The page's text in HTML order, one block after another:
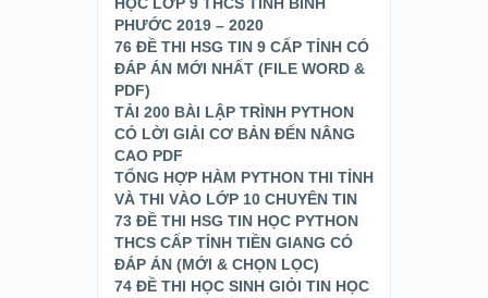
PHƯỚC 2019 – 2020
76 ĐỀ THI HSG TIN 9 CẤP TỈNH CÓ
ĐÁP ÁN MỚI NHẤT (FILE WORD &
PDF)
TẢI 200 BÀI LẬP TRÌNH PYTHON
CÓ LỜI GIẢI CƠ BẢN ĐẾN NÂNG
CAO PDF
TỔNG HỢP HÀM PYTHON THI TỈNH
VÀ THI VÀO LỚP 10 CHUYÊN TIN
73 ĐỀ THI HSG TIN HỌC PYTHON
THCS CẤP TỈNH TIỀN GIANG CÓ
ĐÁP ÁN (MỚI & CHỌN LỌC)
74 ĐỀ THI HỌC SINH GIỎI TIN HỌC